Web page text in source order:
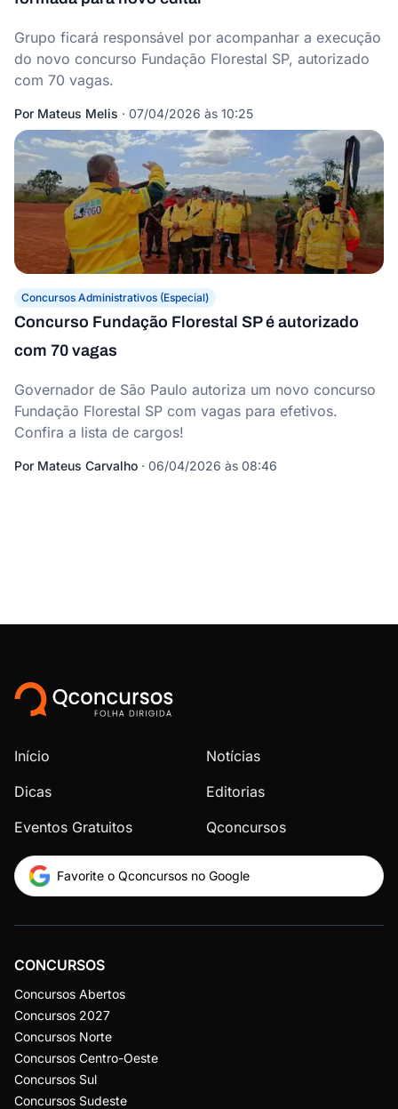
Grupo ficará responsável por acompanhar a execução
do novo concurso Fundação Florestal SP, autorizado
com 70 vagas.
Por Mateus Melis · 07/04/2026 às 10:25
Concursos Administrativos (Especial)
Concurso Fundação Florestal SP é autorizado
com 70 vagas
Governador de São Paulo autoriza um novo concurso
Fundação Florestal SP com vagas para efetivos.
Confira a lista de cargos!
Por Mateus Carvalho · 06/04/2026 às 08:46
Início
Notícias
Dicas
Editorias
Eventos Gratuitos
Qconcursos
Favorite o Qconcursos no Google
CONCURSOS
Concursos Abertos
Concursos 2027
Concursos Norte
Concursos Centro-Oeste
Concursos Sul
Concursos Sudeste